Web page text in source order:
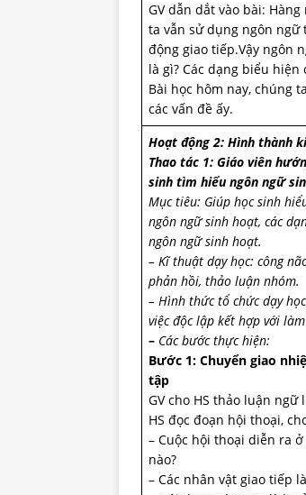
GV dẫn dắt vào bài: Hàng
ta vẫn sử dụng ngôn ngữ
động giao tiếp.Vậy ngôn
là gì? Các dạng biểu hiện
Bài học hôm nay, chúng
các vấn đề ấy.
Hoạt động 2: Hình thành
Thao tác 1: Giáo viên
sinh tìm hiểu ngôn ngữ
Mục tiêu: Giúp học sinh
ngôn ngữ sinh hoạt, các
ngôn ngữ sinh hoạt.
– Kĩ thuật dạy học: công
phản hồi, thảo luận nhóm.
– Hình thức tổ chức dạy
việc độc lập kết hợp với
– Các bước thực hiện:
Bước 1: Chuyển giao
tập
GV cho HS thảo luận ngữ
HS đọc đoạn hội thoại,
– Cuộc hội thoại diễn ra
nào?
– Các nhân vật giao tiếp